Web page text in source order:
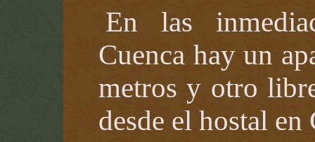
En las
Cuenca hay un
metros y otro
desde el hostal en